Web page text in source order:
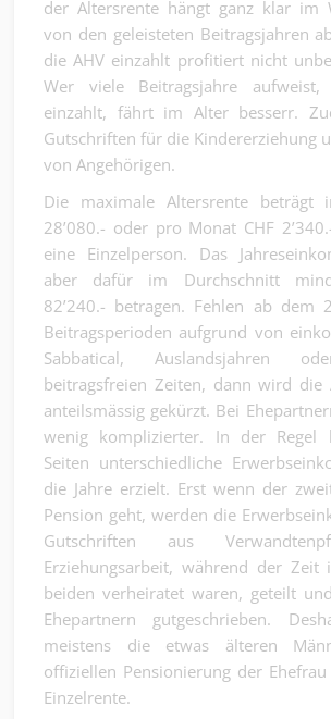
der Altersrente hängt ganz klar im
von den geleisteten Beitragsjahren
die AHV einzahlt profitiert nicht
Wer viele Beitragsjahre
einzahlt, fährt im Alter besserr.
Gutschriften für die Kindererziehung
von Angehörigen.
Die maximale Altersrente beträgt
28’080.- oder pro Monat CHF
eine Einzelperson. Das
aber dafür im Durchschnitt
82’240.- betragen. Fehlen ab dem
Beitragsperioden aufgrund von
Sabbatical, Auslandsjahren
beitragsfreien Zeiten, dann wird die
anteilsmässig gekürzt. Bei
wenig komplizierter. In der Regel
Seiten unterschiedliche
die Jahre erzielt. Erst wenn der
Pension geht, werden die
Gutschriften aus
Erziehungsarbeit, während der Zeit
beiden verheiratet waren, geteilt
Ehepartnern gutgeschrieben.
meistens die etwas älteren
offiziellen Pensionierung der
Einzelrente.